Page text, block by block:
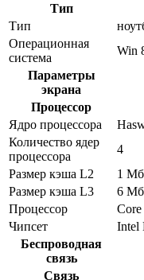
Тип
Тип
Операционная
система
Win
Параметры
экрана
Процессор
Ядро процессора
Количество ядер
процессора
4
Размер кэша L2
1 Мб
Размер кэша L3
6 Мб
Процессор
Чипсет
Intel
Беспроводная
связь
Связь